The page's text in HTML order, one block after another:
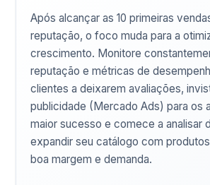
Após alcançar as 10 primeiras
reputação, o foco muda para a
crescimento. Monitore
reputação e métricas de
clientes a deixarem avaliações,
publicidade (Mercado Ads) para os
maior sucesso e comece a analisar
expandir seu catálogo com
boa margem e demanda.